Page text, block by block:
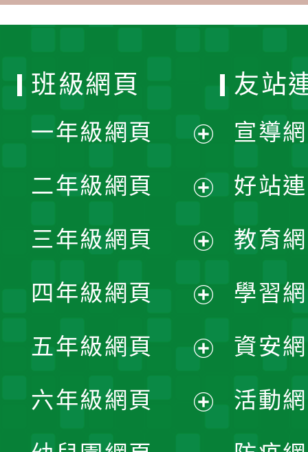
班級網頁
一年級網頁
開
選
單
二年級網頁
開
選
單
三年級網頁
開
選
單
四年級網頁
開
選
五年級網頁
開
六年級網頁
友站
宣導
好站
教育
學習
資安
活動